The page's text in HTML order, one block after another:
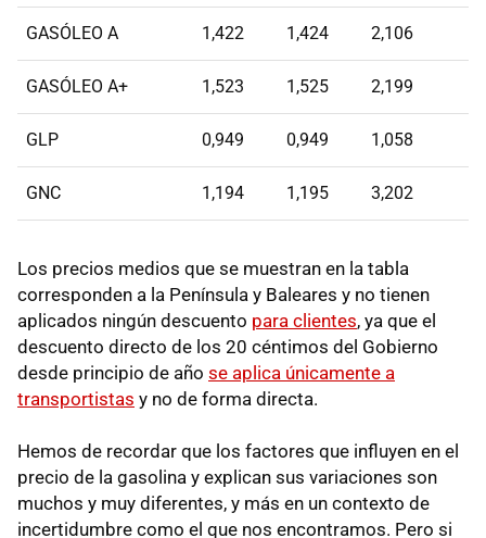
GASÓLEO A 1,422 1,424 2,106
GASÓLEO A+ 1,523 1,525 2,199
GLP 0,949 0,949 1,058
GNC 1,194 1,195 3,202
Los precios medios que se muestran en la tabla
corresponden a la Península y Baleares y no tienen
aplicados ningún descuento para clientes, ya que el
descuento directo de los 20 céntimos del Gobierno
desde principio de año se aplica únicamente a
transportistas y no de forma directa.
Hemos de recordar que los factores que influyen en el
precio de la gasolina y explican sus variaciones son
muchos y muy diferentes, y más en un contexto de
incertidumbre como el que nos encontramos. Pero si